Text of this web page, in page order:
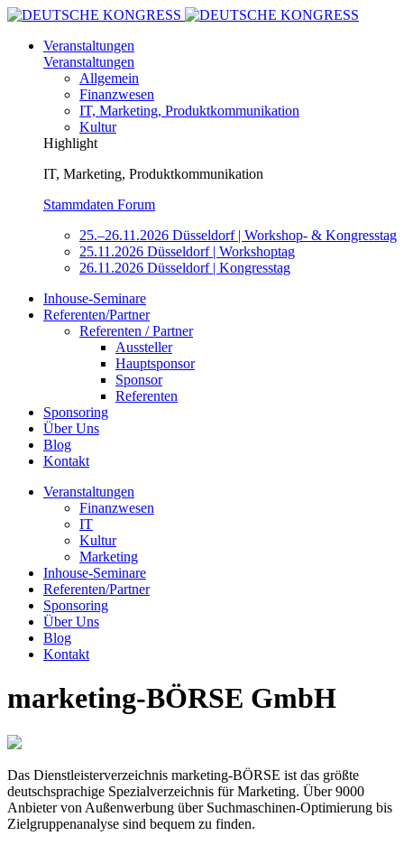
Veranstaltungen
Veranstaltungen
Allgemein
Finanzwesen
IT, Marketing, Produktkommunikation
Kultur
Highlight
IT, Marketing, Produktkommunikation
Stammdaten Forum
25.–26.11.2026 Düsseldorf | Workshop- & Kongresstag
25.11.2026 Düsseldorf | Workshoptag
26.11.2026 Düsseldorf | Kongresstag
Inhouse-Seminare
Referenten/Partner
Referenten / Partner
Aussteller
Hauptsponsor
Sponsor
Referenten
Sponsoring
Über Uns
Blog
Kontakt
Veranstaltungen
Finanzwesen
IT
Kultur
Marketing
Inhouse-Seminare
Referenten/Partner
Sponsoring
Über Uns
Blog
Kontakt
marketing-BÖRSE GmbH
Das Dienstleisterverzeichnis marketing-BÖRSE ist das größte
deutschsprachige Spezialverzeichnis für Marketing. Über 9000
Anbieter von Außenwerbung über Suchmaschinen-Optimierung bis
Zielgruppenanalyse sind bequem zu finden.